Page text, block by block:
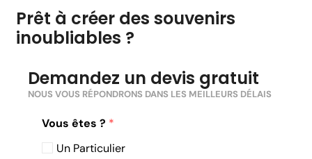
Prêt à créer des souvenirs
inoubliables ?
Demandez un devis gratuit
NOUS VOUS RÉPONDRONS DANS LES MEILLEURS DÉLAIS
Vous êtes ? *
Un Particulier